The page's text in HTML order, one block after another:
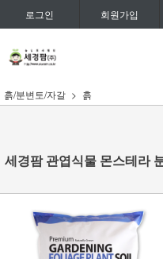
로그인 회원가입
흙/분변토/자갈 흙
세경팜 관엽식물 몬스테라